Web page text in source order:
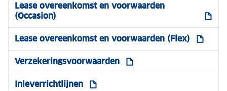
Lease overeenkomst en voorwaarden
(Occasion)
Lease overeenkomst en voorwaarden (Flex)
Verzekeringsvoorwaarden
Inleverrichtlijnen